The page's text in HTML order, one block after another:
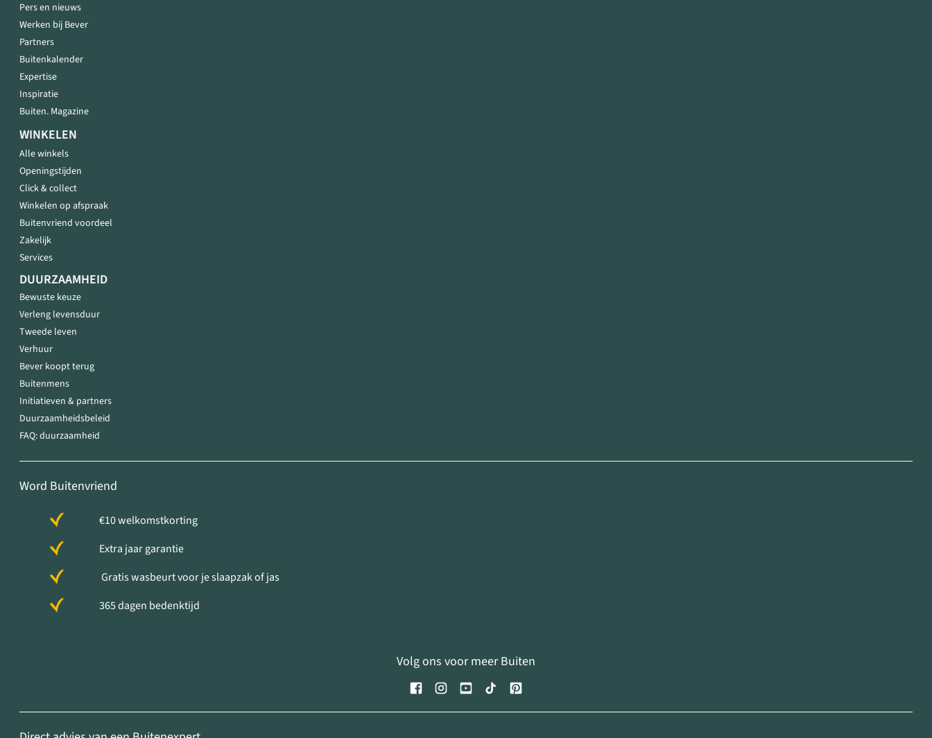
Pers en nieuws
Werken bij Bever
Partners
Buitenkalender
Expertise
Inspiratie
Buiten. Magazine
WINKELEN
Alle winkels
Openingstijden
Click & collect
Winkelen op afspraak
Buitenvriend voordeel
Zakelijk
Services
DUURZAAMHEID
Bewuste keuze
Verleng levensduur
Tweede leven
Verhuur
Bever koopt terug
Buitenmens
Initiatieven & partners
Duurzaamheidsbeleid
FAQ: duurzaamheid
Word Buitenvriend
€10 welkomstkorting
Extra jaar garantie
Gratis wasbeurt voor je slaapzak of jas
365 dagen bedenktijd
Volg ons voor meer Buiten